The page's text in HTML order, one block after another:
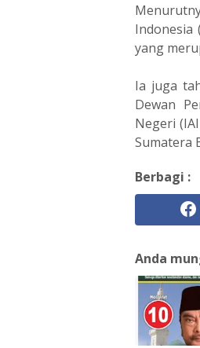
Indonesia
yang
Ia juga
Dewan
Negeri
Sumatera
Berbagi :
Anda